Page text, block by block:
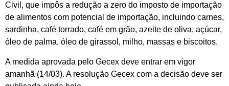
Civil, que impôs a redução a zero do imposto de importação
de alimentos com potencial de importação, incluindo carnes,
sardinha, café torrado, café em grão, azeite de oliva, açúcar,
óleo de palma, óleo de girassol, milho, massas e biscoitos.
A medida aprovada pelo Gecex deve entrar em vigor
amanhã (14/03). A resolução Gecex com a decisão deve ser